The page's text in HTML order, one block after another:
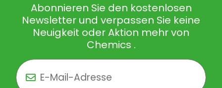
Abonnieren Sie den kostenlosen
Newsletter und verpassen Sie keine
Neuigkeit oder Aktion mehr von
Chemics .